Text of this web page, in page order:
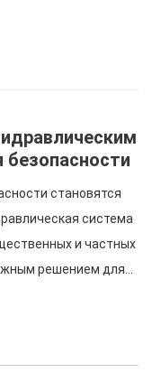
становятся
система
и частных
решением для
средства